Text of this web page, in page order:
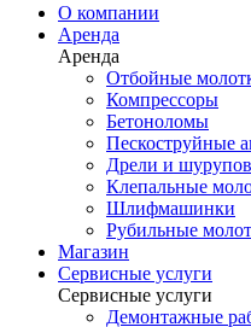
О компании
Аренда
Аренда
Отбойные
Компрессоры
Бетоноломы
Пескоструйные
Дрели и
Клепальные
Шлифмашинки
Рубильные
Магазин
Сервисные услуги
Сервисные услуги
Демонтажные